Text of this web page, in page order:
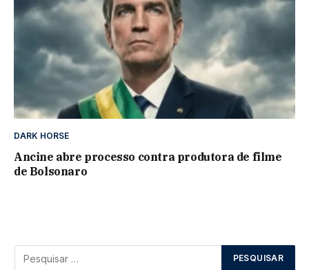
DARK HORSE
Ancine abre processo contra produtora de filme
de Bolsonaro